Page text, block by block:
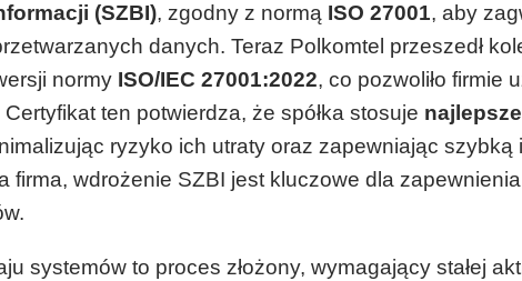
(SZBI), zgodny z normą ISO 27001, aby
danych. Teraz Polkomtel przeszedł
normy ISO/IEC 27001:2022, co pozwoliło firmie
Certyfikat ten potwierdza, że spółka stosuje
ryzyko ich utraty oraz zapewniając
firma, wdrożenie SZBI jest kluczowe dla
systemów to proces złożony, wymagający stałej